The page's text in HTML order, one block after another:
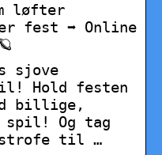
løfter
fest ➡️ Online
sjove
Hold festen
billige,
spil! Og tag
til …